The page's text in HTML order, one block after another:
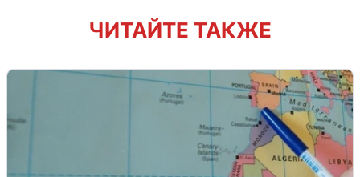
ЧИТАЙТЕ ТАКЖЕ